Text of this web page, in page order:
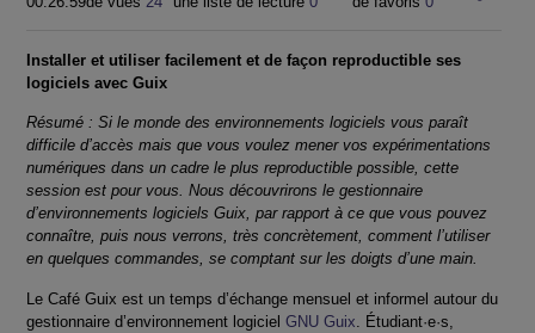
Installer et utiliser facilement et de façon reproductible ses
logiciels avec Guix
Résumé : Si le monde des environnements logiciels vous paraît
difficile d’accès mais que vous voulez mener vos expérimentations
numériques dans un cadre le plus reproductible possible, cette
session est pour vous. Nous découvrirons le gestionnaire
d’environnements logiciels Guix, par rapport à ce que vous pouvez
connaître, puis nous verrons, très concrètement, comment l’utiliser
en quelques commandes, se comptant sur les doigts d’une main.
Le Café Guix est un temps d’échange mensuel et informel autour du
gestionnaire d’environnement logiciel GNU Guix. Étudiant·e·s,